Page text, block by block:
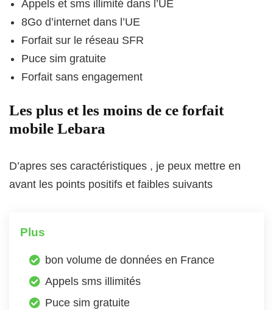
Appels et sms illimité dans l’UE
8Go d’internet dans l’UE
Forfait sur le réseau SFR
Puce sim gratuite
Forfait sans engagement
Les plus et les moins de ce forfait
mobile Lebara
D’apres ses caractéristiques , je peux mettre en
avant les points positifs et faibles suivants
Plus
bon volume de données en France
Appels sms illimités
Puce sim gratuite